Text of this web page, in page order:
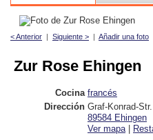
< Anterior | Siguiente > | Añadir una foto
Zur Rose Ehingen
Cocina francés
Dirección Graf-Konrad-
89584 Ehingen
Ver mapa |